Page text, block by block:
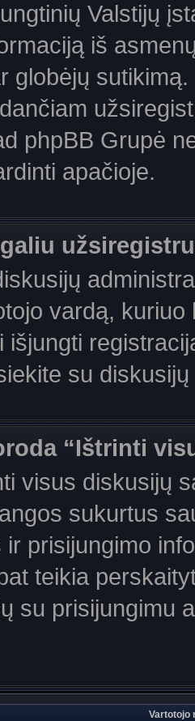
Valstijų
iš
globėjų
phpBB Grupė
apačioje.
vardą,
išjungti
su
“Ištrinti
visus diskusijų
sukurtus
ir prisijungimo
teikia
su prisijungimu
Vartotojo